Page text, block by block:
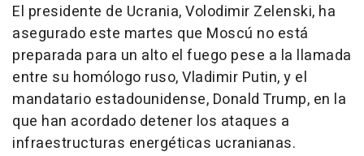
El presidente de Ucrania, Volodimir Zelenski, ha
asegurado este martes que Moscú no está
preparada para un alto el fuego pese a la llamada
entre su homólogo ruso, Vladimir Putin, y el
mandatario estadounidense, Donald Trump, en la
que han acordado detener los ataques a
infraestructuras energéticas ucranianas.